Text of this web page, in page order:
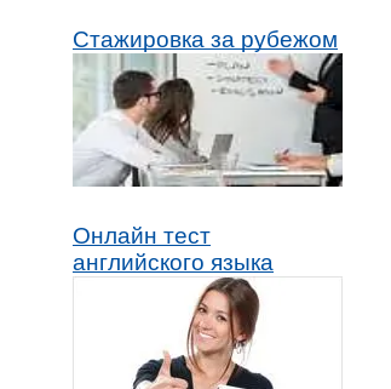
Стажировка за рубежом
Онлайн тест
английского языка